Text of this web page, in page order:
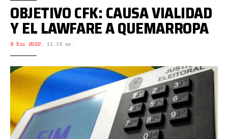
OBJETIVO CFK: CAUSA VIALIDAD
Y EL LAWFARE A QUEMARROPA
8 Dic 2022, 11:18 am.